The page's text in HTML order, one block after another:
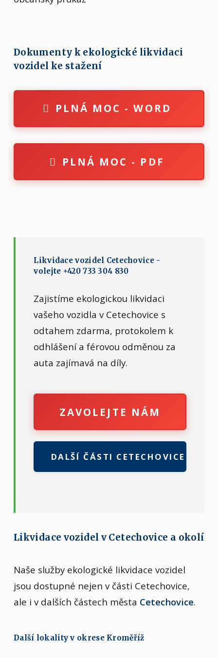
Dokumenty k ekologické likvidaci
vozidel ke stažení
PLNÁ MOC - WORD
PLNÁ MOC - PDF
Likvidace vozidel Cetechovice -
volejte +420 733 304 830
Zajistíme ekologickou likvidaci
vašeho vozidla v Cetechovice s
odtahem zdarma, protokolem k
odhlášení a férovou odměnou za
auta zajímavá na díly.
ZAVOLEJTE NÁM
DALŠÍ ČÁSTI CETECHOVICE
Likvidace vozidel v Cetechovice a okolí
Naše služby ekologické likvidace vozidel
jsou dostupné nejen v části Cetechovice,
ale i v dalších částech města Cetechovice.
Další lokality v okrese Kroměříž